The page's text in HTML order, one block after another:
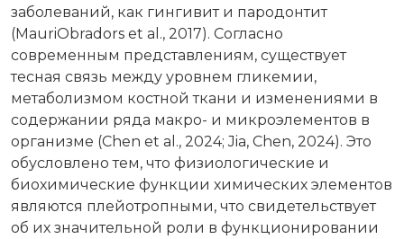
заболеваний, как гингивит и пародонтит
(MauriObradors et al., 2017). Согласно
современным представлениям, существует
тесная связь между уровнем гликемии,
метаболизмом костной ткани и изменениями в
содержании ряда макро- и микроэлементов в
организме (Chen et al., 2024; Jia, Chen, 2024). Это
обусловлено тем, что физиологические и
биохимические функции химических элементов
являются плейотропными, что свидетельствует
об их значительной роли в функционировании